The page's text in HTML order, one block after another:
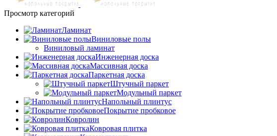
Просмотр категорий
Ламинат
Виниловые полы
Виниловый ламинат
Инженерная доска
Массивная доска
Паркетная доска
Штучный паркет
Модульный паркет
Напольный плинтус
Покрытие пробковое
Ковролин
Ковровая плитка